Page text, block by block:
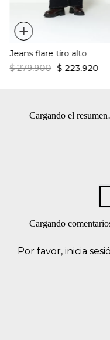
+
Jeans flare tiro alto
$ 279.900 $ 223.920
Cargando el
Por favor, inicia
Cargando